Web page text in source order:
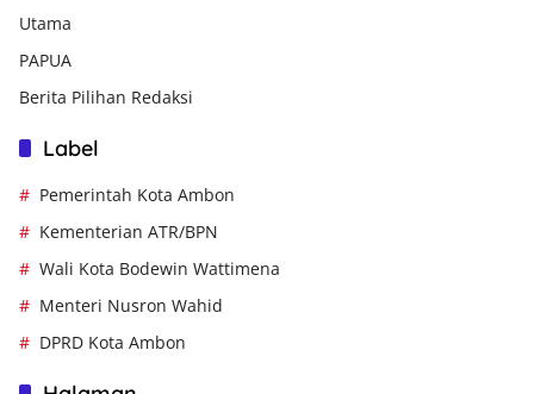
Utama
PAPUA
Berita Pilihan Redaksi
Label
Pemerintah Kota Ambon
Kementerian ATR/BPN
Wali Kota Bodewin Wattimena
Menteri Nusron Wahid
DPRD Kota Ambon